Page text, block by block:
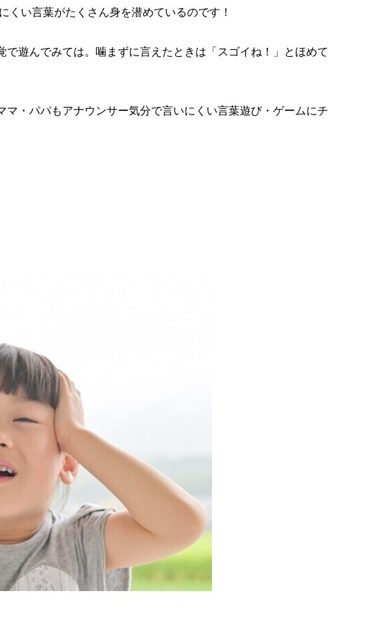
い言葉がたくさん身を潜めているのです！
遊んでみては。噛まずに言えたときは「スゴイね！」とほめて
・パパもアナウンサー気分で言いにくい言葉遊び・ゲームにチ